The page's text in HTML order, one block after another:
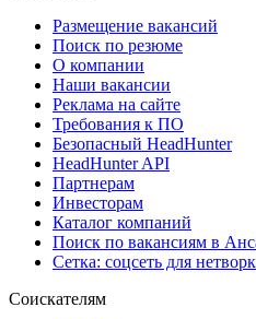
Размещение вакансий
Поиск по резюме
О компании
Наши вакансии
Реклама на сайте
Требования к ПО
Безопасный HeadHunter
HeadHunter API
Партнерам
Инвесторам
Каталог компаний
Поиск по вакансиям в
Сетка: соцсеть для
Соискателям